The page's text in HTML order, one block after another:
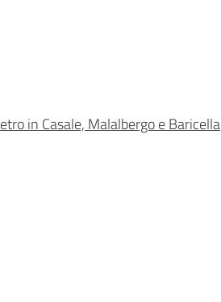
in Casale, Malalbergo e Baricella